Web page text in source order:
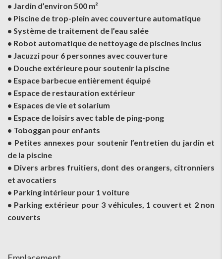
• Jardin d’environ 500 m²
• Piscine de trop-plein avec couverture automatique
• Système de traitement de l’eau salée
• Robot automatique de nettoyage de piscines inclus
• Jacuzzi pour 6 personnes avec couverture
• Douche extérieure pour soutenir la piscine
• Espace barbecue entièrement équipé
• Espace de restauration extérieur
• Espaces de vie et solarium
• Espace de loisirs avec table de ping-pong
• Toboggan pour enfants
• Petites annexes pour soutenir l’entretien du jardin et
de la piscine
• Divers arbres fruitiers, dont des orangers, citronniers
et avocatiers
• Parking intérieur pour 1 voiture
• Parking extérieur pour 3 véhicules, 1 couvert et 2 non
couverts